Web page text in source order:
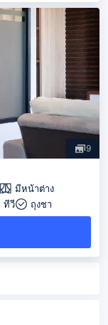
9
มีหน้าต่าง
ทีวี ถุงชา